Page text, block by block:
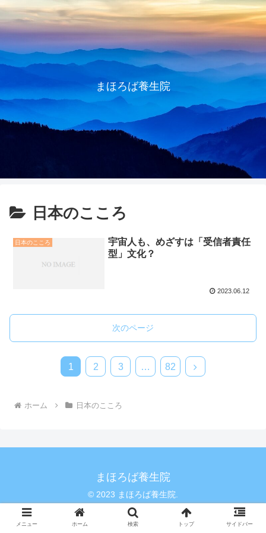
まほろば養生院
日本のこころ
日本のこころ
宇宙人も、めざすは「受信者責任
型」文化？
2023.06.12
次のページ
1 2 3 … 82
ホーム 日本のこころ
まほろば養生院
© 2023 まほろば養生院.
メニュー ホーム 検索 トップ サイドバー